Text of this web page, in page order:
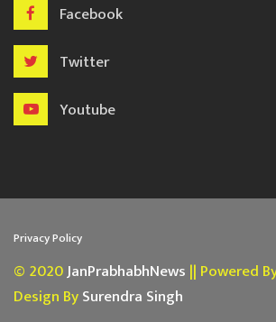
Facebook
Twitter
Youtube
Privacy Policy
© 2020JanPrabhabhNews || Powered
Design BySurendra Singh